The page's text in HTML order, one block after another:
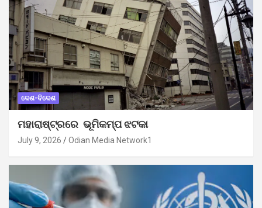
ଦେଶ-ବିଦେଶ
ମହାରାଷ୍ଟ୍ରରେ ଭୂମିକମ୍ପ ଝଟକା
July 9, 2026 Odian Media Network1